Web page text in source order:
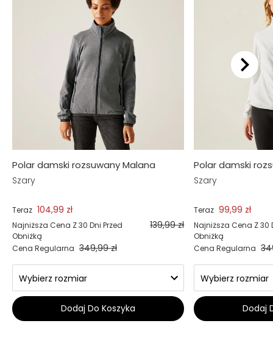
Polar damski rozsuwany Malana
Szary
Teraz 104,99 zł
Najniższa Cena Z 30 Dni Przed
Obniżką
139,99 zł
Cena Regularna 349,99 zł
Dodaj Do Koszyka
Polar damski
Szary
Teraz 99,99 zł
Najniższa Cena Z 30
Obniżką
Cena Regularna
Dodaj